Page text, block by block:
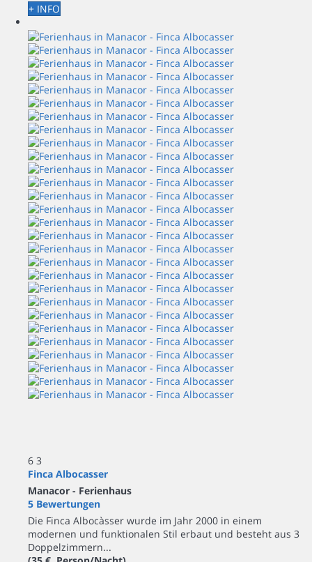
+ INFO
6 3
Finca Albocasser
Manacor - Ferienhaus
5 Bewertungen
Die Finca Albocàsser wurde im Jahr 2000 in einem
modernen und funktionalen Stil erbaut und besteht aus 3
Doppelzimmern...